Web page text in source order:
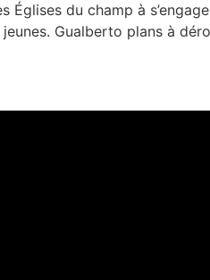
du champ à
Gualberto plans à